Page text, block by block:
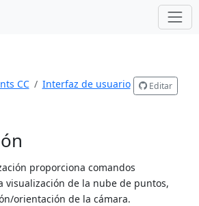
CC
Interfaz de usuario
Editar
proporciona comandos
visualización de la nube de puntos,
orientación de la cámara.